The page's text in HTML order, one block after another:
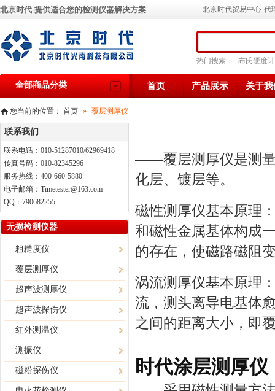
全部商品分类
北京时代-提供适合您的检测仪器解决方案
热门搜索： 布氏硬度计
首页 产品展示 关于我
北京时代贸易中心-代
您当前的位置： 首页 » 覆层测厚仪
——覆层测厚仪是测量
化层、镀层等。
磁性测厚仪基本原理
和磁性金属基体构成
的存在，使磁路磁阻
涡流测厚仪基本原理
流，测头离导电基体
之间的距离大小，即
时代涂层测厚仪
联系我们
联系电话：010-51287010/62969418
传真号码：010-82345296
服务热线：400-660-5880
电子邮箱：Timetester@163.com
QQ：790682255
无损检测仪器
粗糙度仪
覆层测厚仪
超声波测厚仪
超声波探伤仪
红外测温仪
测振仪
磁粉探伤仪